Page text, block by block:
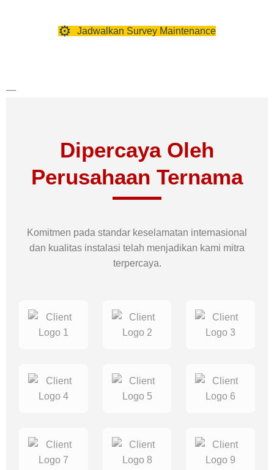
⚙ Jadwalkan Survey Maintenance
—
Dipercaya Oleh
Perusahaan Ternama
Komitmen pada standar keselamatan internasional
dan kualitas instalasi telah menjadikan kami mitra
terpercaya.